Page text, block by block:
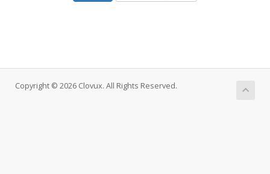
Copyright © 2026 Clovux. All Rights Reserved.